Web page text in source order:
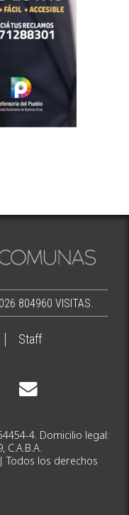
804960 VISITAS.
Staff
4. Domicilio legal:
C.A.B.A.
Todos los derechos